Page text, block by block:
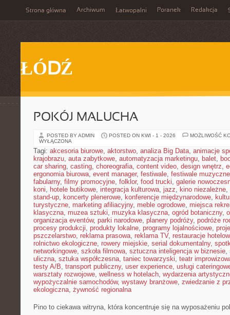
Strona główna Archiwum Łatwopalni Poranek Redakcja
ŁÓDŹ
POKÓJ MALUCHA
POSTED BY ADMIN POSTED ON KWI - 1 - 2026
MOŻLIWOŚĆ
WYŁĄCZONA
Tagi: akcesoria biurowe, aktorstwo, analiza Big Data, animacje
krajobrazu, auta zabytkowe, automatyzacja marketingu, balet,
car sharing, casting, choreografia, content video, design wnętrz,
ergonomia biurowa, event manager, festiwale, festiwale muzyczne
fabularny, filmy promocyjne, folklor, food trucki, galerie
koni, hotele butikowe, integracja kulturowa, jazz, kino niezależne,
stand-up, koncerty plenerowe, konferencje międzynarodowe,
turystyczne, marketing afiliacyjny, meble ogrodowe, miejsca
klasyczna, muzea sztuki, muzyka klasyczna, ogród botaniczny,
organizacja eventów, parki narodowe, planery podróży, podróże
procesy produkcji, produkty lokalne, programy lojalnościowe,
pszczelarstwo, reklama prasowa, reklama TV, restauracje
rolnictwo ekologiczne, rowery miejskie, serial dokumentalny,
networkingowe, szkoła filmowa, sztuczna inteligencja w biznesie,
uliczna, sztuka współczesna, taniec towarzyski, teatr
testy A/B, transport publiczny, user experience, usługi
warsztaty rozwojowe, wellness w hotelach, wydarzenia
wypożyczalnie samochodów, wystawy branżowe, zwiedzanie z
ekologiczna, żywność regionalna
Pino to ciekawa witryna, która koncentruje się na wyposażeniu